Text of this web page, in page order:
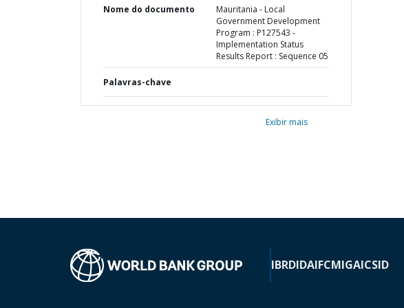
Nome do documento
Mauritania - Local
Government Development
Program : P127543 -
Implementation Status
Results Report : Sequence 05
Palavras-chave
Exibir mais
IBRDIDAIFCMIGAICSID